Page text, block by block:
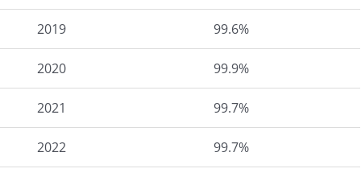
2019 99.6%
2020 99.9%
2021 99.7%
2022 99.7%